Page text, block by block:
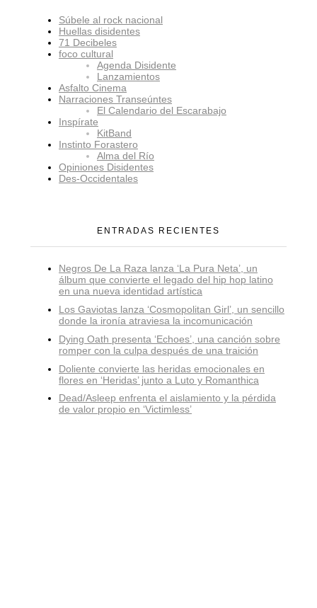
Súbele al rock nacional
Huellas disidentes
71 Decibeles
foco cultural
Agenda Disidente
Lanzamientos
Asfalto Cinema
Narraciones Transeúntes
El Calendario del Escarabajo
Inspírate
KitBand
Instinto Forastero
Alma del Río
Opiniones Disidentes
Des-Occidentales
ENTRADAS RECIENTES
Negros De La Raza lanza ‘La Pura Neta’, un
álbum que convierte el legado del hip hop latino
en una nueva identidad artística
Los Gaviotas lanza ‘Cosmopolitan Girl’, un sencillo
donde la ironía atraviesa la incomunicación
Dying Oath presenta ‘Echoes’, una canción sobre
romper con la culpa después de una traición
Doliente convierte las heridas emocionales en
flores en ‘Heridas’ junto a Luto y Romanthica
Dead/Asleep enfrenta el aislamiento y la pérdida
de valor propio en ‘Victimless’